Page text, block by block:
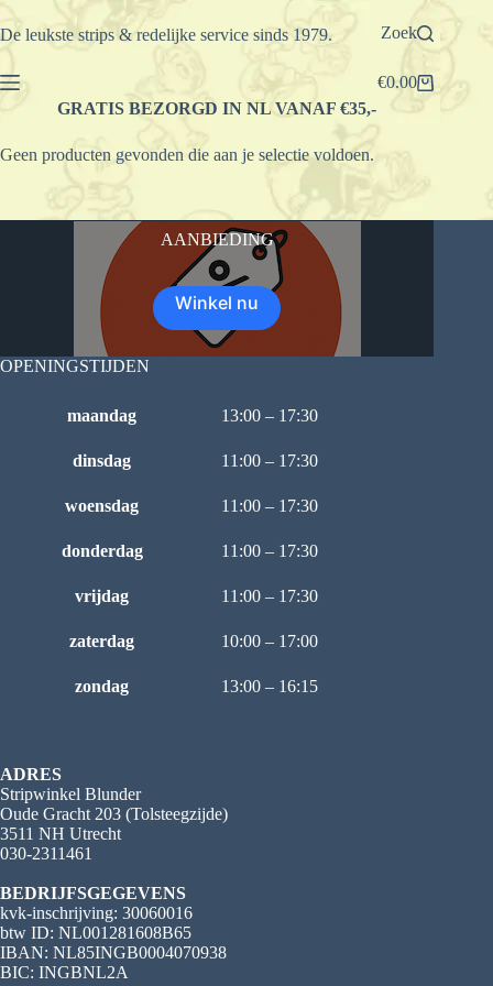
Ga
naar
De leukste strips & redelijke service sinds 1979. Zoek
Winkelwagen
€0.00
GRATIS BEZORGD IN NL VANAF €35,-
Geen producten gevonden die aan je selectie voldoen.
AANBIEDING
Winkel nu
OPENINGSTIJDEN
maandag 13:00 – 17:30
dinsdag 11:00 – 17:30
woensdag 11:00 – 17:30
donderdag 11:00 – 17:30
vrijdag 11:00 – 17:30
zaterdag 10:00 – 17:00
zondag 13:00 – 16:15
ADRES
Stripwinkel Blunder
Oude Gracht 203 (Tolsteegzijde)
3511 NH Utrecht
030-2311461
BEDRIJFSGEGEVENS
kvk-inschrijving: 30060016
btw ID: NL001281608B65
IBAN: NL85INGB0004070938
BIC: INGBNL2A